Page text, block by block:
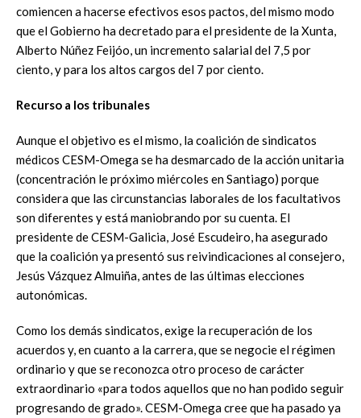
comiencen a hacerse efectivos esos pactos, del mismo modo
que el Gobierno ha decretado para el presidente de la Xunta,
Alberto Núñez Feijóo, un incremento salarial del 7,5 por
ciento, y para los altos cargos del 7 por ciento.
Recurso a los tribunales
Aunque el objetivo es el mismo, la coalición de sindicatos
médicos CESM-Omega se ha desmarcado de la acción unitaria
(concentración le próximo miércoles en Santiago) porque
considera que las circunstancias laborales de los facultativos
son diferentes y está maniobrando por su cuenta. El
presidente de CESM-Galicia, José Escudeiro, ha asegurado
que la coalición ya presentó sus reivindicaciones al consejero,
Jesús Vázquez Almuiña, antes de las últimas elecciones
autonómicas.
Como los demás sindicatos, exige la recuperación de los
acuerdos y, en cuanto a la carrera, que se negocie el régimen
ordinario y que se reconozca otro proceso de carácter
extraordinario «para todos aquellos que no han podido seguir
progresando de grado». CESM-Omega cree que ha pasado ya